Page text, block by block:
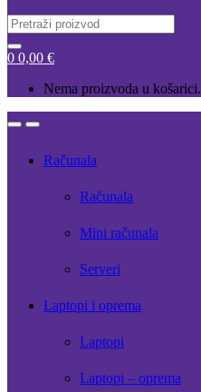
Search
for:
0 0,00 €
Nema proizvoda u košarici.
OpenClose
Računala
Računala
Mini računala
Serveri
Laptopi i oprema
Laptopi
Laptopi – oprema